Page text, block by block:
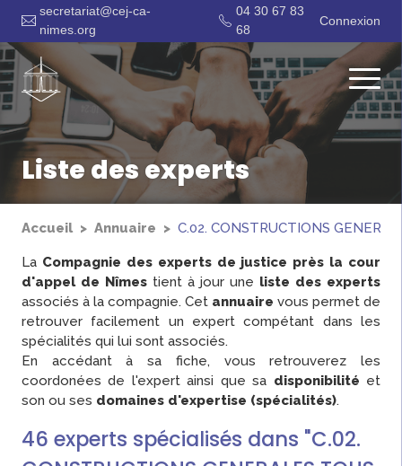
secretariat@cej-ca-
nimes.org
04 30 67 83
68
Connexion
Liste des experts
Accueil Annuaire C.02. CONSTRUCTIONS
La Compagnie des experts de justice près la cour
d'appel de Nîmes tient à jour une liste des experts
associés à la compagnie. Cet annuaire vous permet de
retrouver facilement un expert compétant dans les
spécialités qui lui sont associés.
En accédant à sa fiche, vous retrouverez les
coordonées de l'expert ainsi que sa disponibilité et
son ou ses domaines d'expertise (spécialités).
46 experts spécialisés dans "C.02.